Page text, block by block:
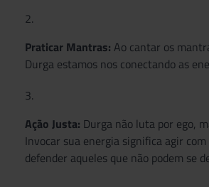
Praticar Mantras: Ao cantar os
Durga estamos nos conectando as
Ação Justa: Durga não luta por ego,
Invocar sua energia significa agir
defender aqueles que não podem se